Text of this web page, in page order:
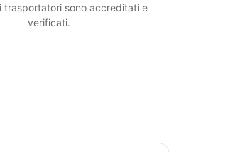
trasportatori sono accreditati e
verificati.